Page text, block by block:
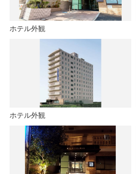
ホテル外観
ホテル外観